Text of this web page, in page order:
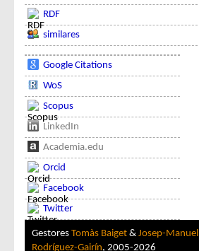
RDF
similares
Google Citations
WoS
Scopus
LinkedIn
Academia.edu
Orcid
Facebook
Twitter
Gestores Tomàs Baiget & Josep-Manuel
Rodríguez-Gairín, 2005-2026